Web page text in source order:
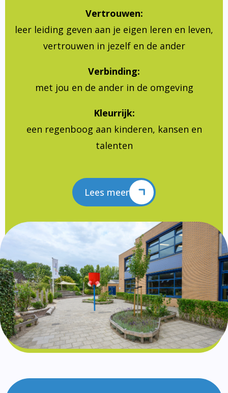
Vertrouwen:
leer leiding geven aan je eigen leren en leven,
vertrouwen in jezelf en de ander
Verbinding:
met jou en de ander in de omgeving
Kleurrijk:
een regenboog aan kinderen, kansen en
talenten
Lees meer